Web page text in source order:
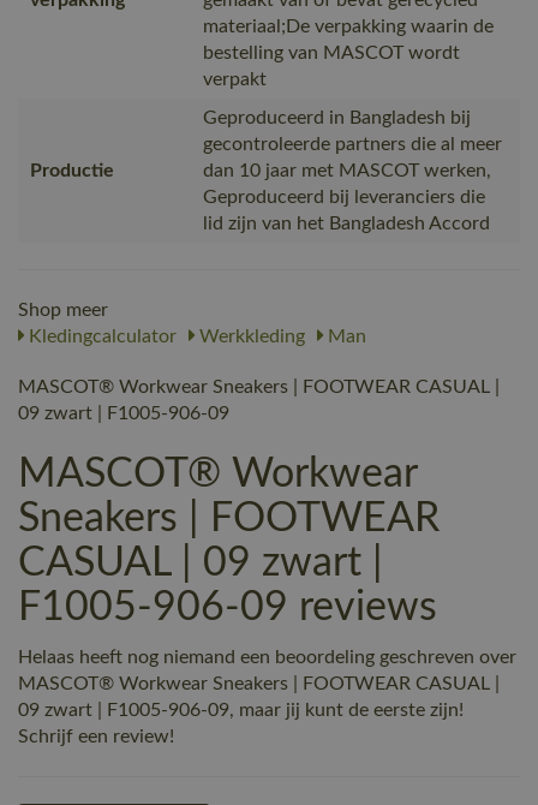
materiaal;De verpakking waarin de
bestelling van MASCOT wordt
verpakt
Productie
Geproduceerd in Bangladesh bij
gecontroleerde partners die al meer
dan 10 jaar met MASCOT werken,
Geproduceerd bij leveranciers die
lid zijn van het Bangladesh Accord
Shop meer
Kledingcalculator
Werkkleding Man
MASCOT® Workwear Sneakers | FOOTWEAR CASUAL |
09 zwart | F1005-906-09
MASCOT® Workwear
Sneakers | FOOTWEAR
CASUAL | 09 zwart |
F1005-906-09 reviews
Helaas heeft nog niemand een beoordeling geschreven over
MASCOT® Workwear Sneakers | FOOTWEAR CASUAL |
09 zwart | F1005-906-09, maar jij kunt de eerste zijn!
Schrijf een review!